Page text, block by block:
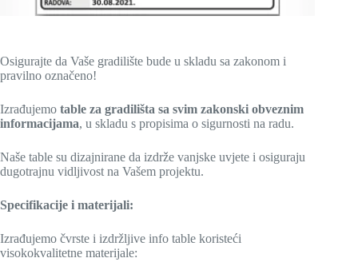
Osigurajte da Vaše gradilište bude u skladu sa zakonom i
pravilno označeno!
Izrađujemo table za gradilišta sa svim zakonski obveznim
informacijama, u skladu s propisima o sigurnosti na radu.
Naše table su dizajnirane da izdrže vanjske uvjete i osiguraju
dugotrajnu vidljivost na Vašem projektu.
Specifikacije i materijali:
Izrađujemo čvrste i izdržljive info table koristeći
visokokvalitetne materijale: